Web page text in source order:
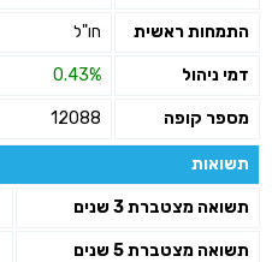
התמחות ראשית חו"ל
דמי ניהול 0.43%
מספר קופה 12088
תשואות
תשואה מצטברת 3 שנים
תשואה מצטברת 5 שנים